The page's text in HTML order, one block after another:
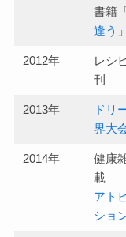
書籍
逢う
2012年
レシ
刊
2013年
ドリ
界大
2014年
健康
載
アト
ショ